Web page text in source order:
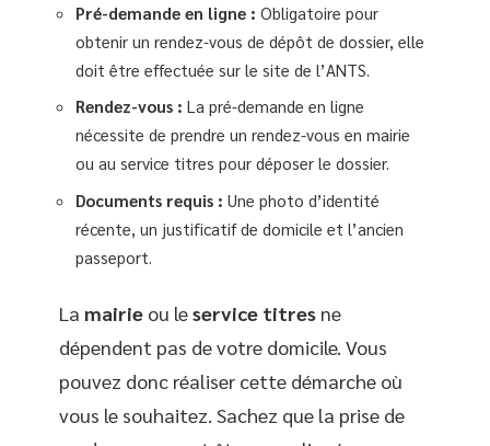
Pré-demande en ligne : Obligatoire pour
obtenir un rendez-vous de dépôt de dossier, elle
doit être effectuée sur le site de l’ANTS.
Rendez-vous : La pré-demande en ligne
nécessite de prendre un rendez-vous en mairie
ou au service titres pour déposer le dossier.
Documents requis : Une photo d’identité
récente, un justificatif de domicile et l’ancien
passeport.
La mairie ou leservice titres ne
dépendent pas de votre domicile. Vous
pouvez donc réaliser cette démarche où
vous le souhaitez. Sachez que la prise de